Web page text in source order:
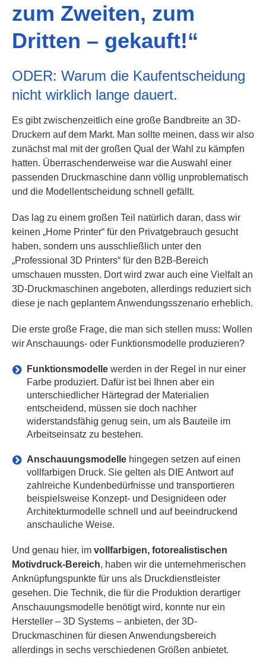
zum Zweiten, zum
Dritten – gekauft!“
ODER: Warum die Kaufentscheidung
nicht wirklich lange dauert.
Es gibt zwischenzeitlich eine große Bandbreite an 3D-
Druckern auf dem Markt. Man sollte meinen, dass wir also
zunächst mal mit der großen Qual der Wahl zu kämpfen
hatten. Überraschenderweise war die Auswahl einer
passenden Druckmaschine dann völlig unproblematisch
und die Modellentscheidung schnell gefällt.
Das lag zu einem großen Teil natürlich daran, dass wir
keinen „Home Printer“ für den Privatgebrauch gesucht
haben, sondern uns ausschließlich unter den
„Professional 3D Printers“ für den B2B-Bereich
umschauen mussten. Dort wird zwar auch eine Vielfalt an
3D-Druckmaschinen angeboten, allerdings reduziert sich
diese je nach geplantem Anwendungsszenario erheblich.
Die erste große Frage, die man sich stellen muss: Wollen
wir Anschauungs- oder Funktionsmodelle produzieren?
Funktionsmodelle werden in der Regel in nur einer
Farbe produziert. Dafür ist bei Ihnen aber ein
unterschiedlicher Härtegrad der Materialien
entscheidend, müssen sie doch nachher
widerstandsfähig genug sein, um als Bauteile im
Arbeitseinsatz zu bestehen.
Anschauungsmodelle hingegen setzen auf einen
vollfarbigen Druck. Sie gelten als DIE Antwort auf
zahlreiche Kundenbedürfnisse und transportieren
beispielsweise Konzept- und Designideen oder
Architekturmodelle schnell und auf beeindruckend
anschauliche Weise.
Und genau hier, im vollfarbigen, fotorealistischen
Motivdruck-Bereich, haben wir die unternehmerischen
Anknüpfungspunkte für uns als Druckdienstleister
gesehen. Die Technik, die für die Produktion derartiger
Anschauungsmodelle benötigt wird, konnte nur ein
Hersteller – 3D Systems – anbieten, der 3D-
Druckmaschinen für diesen Anwendungsbereich
allerdings in sechs verschiedenen Größen anbietet.